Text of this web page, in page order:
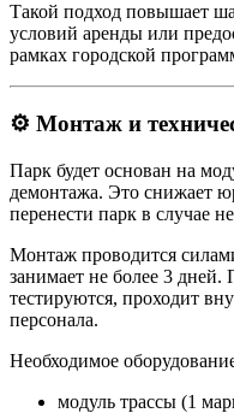
Такой подход повышает
условий аренды или
рамках городской
⚙ Монтаж и
Парк будет основан на
демонтажа. Это снижает
перенести парк в случае
Монтаж проводится
занимает не более 3 дней.
тестируются, проходит
персонала.
Необходимое
модуль трассы (1